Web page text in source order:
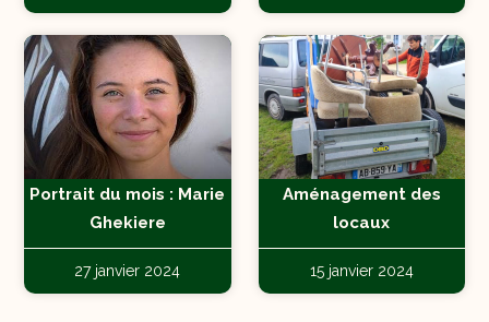
Portrait du mois : Marie
Ghekiere
27 janvier 2024
Aménagement des
locaux
15 janvier 2024